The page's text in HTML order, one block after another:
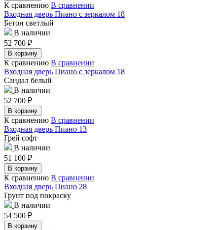
К сравнению В сравнении
Входная дверь Пиано с зеркалом 18
Бетон светлый
В наличии
52 700 ₽
В корзину
К сравнению В сравнении
Входная дверь Пиано с зеркалом 18
Сандал белый
В наличии
52 700 ₽
В корзину
К сравнению В сравнении
Входная дверь Пиано 13
Грей софт
В наличии
51 100 ₽
В корзину
К сравнению В сравнении
Входная дверь Пиано 28
Грунт под покраску
В наличии
54 500 ₽
В корзину